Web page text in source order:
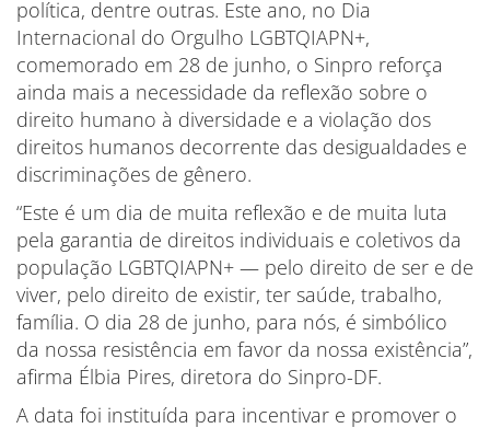
política, dentre outras. Este ano, no Dia
Internacional do Orgulho LGBTQIAPN+,
comemorado em 28 de junho, o Sinpro reforça
ainda mais a necessidade da reflexão sobre o
direito humano à diversidade e a violação dos
direitos humanos decorrente das desigualdades e
discriminações de gênero.
“Este é um dia de muita reflexão e de muita luta
pela garantia de direitos individuais e coletivos da
população LGBTQIAPN+ — pelo direito de ser e de
viver, pelo direito de existir, ter saúde, trabalho,
família. O dia 28 de junho, para nós, é simbólico
da nossa resistência em favor da nossa existência”,
afirma Élbia Pires, diretora do Sinpro-DF.
A data foi instituída para incentivar e promover o